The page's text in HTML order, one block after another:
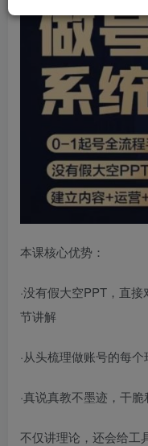
本课核心优势：
·没有假大空PPT，直
节讲解
·从头梳理做账号的每
·真说真教不墨迹，干
不仅讲理论，还会给工